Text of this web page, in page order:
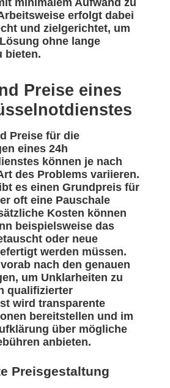
minimalem Aufwand zu
erfolgt dabei
und zielgerichtet, um
ohne lange
bieten.
Preise eines
Preise für die
eines 24h
können je nach
des Problems variieren.
es einen Grundpreis für
oft eine Pauschale
Kosten können
beispielsweise das
oder neue
werden müssen.
nach den genauen
um Unklarheiten zu
qualifizierter
wird transparente
bereitstellen und im
über mögliche
anbieten.
Preisgestaltung